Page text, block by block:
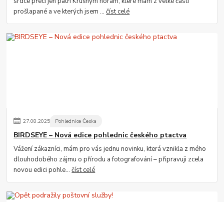
prošlapané a ve kterých jsem ...číst celé
27.08.2025 Pohlednice Česka
BIRDSEYE – Nová edice pohlednic českého ptactva
Vážení zákazníci, mám pro vás jednu novinku, která vznikla z mého
dlouhodobého zájmu o přírodu a fotografování – připravuji zcela
novou edici pohle...číst celé